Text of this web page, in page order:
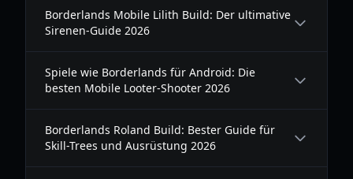
Borderlands Mobile Lilith Build: Der ultimative
Sirenen-Guide 2026
Spiele wie Borderlands für Android: Die
besten Mobile Looter-Shooter 2026
Borderlands Roland Build: Bester Guide für
Skill-Trees und Ausrüstung 2026